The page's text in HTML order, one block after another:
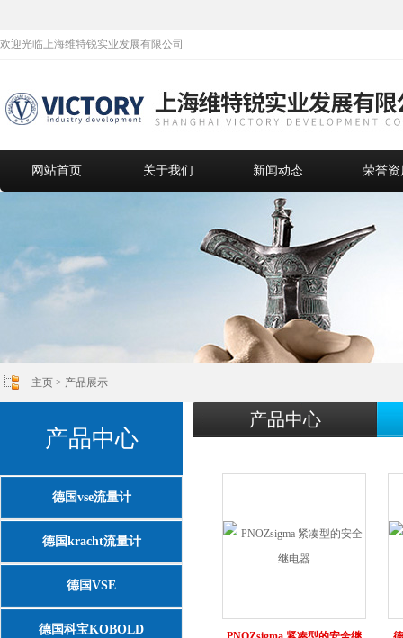
欢迎光临上海维特锐实业发展有限公司
网站首页 关于我们 新闻动态 荣誉资
主页 > 产品展示
产品中心
德国vse流量计
德国kracht流量计
德国VSE
德国科宝KOBOLD
产品中心